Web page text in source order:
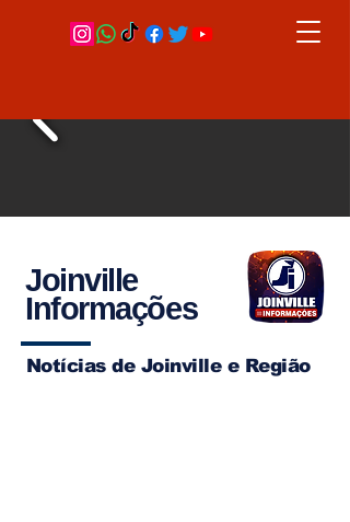
Joinville
Informações
Notícias de Joinville e Região